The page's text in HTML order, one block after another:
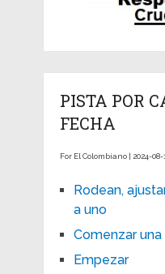
PISTA POR
FECHA
For El Colombiano | 2024-08-
Rodean,
a uno
Comenzar una
Empezar